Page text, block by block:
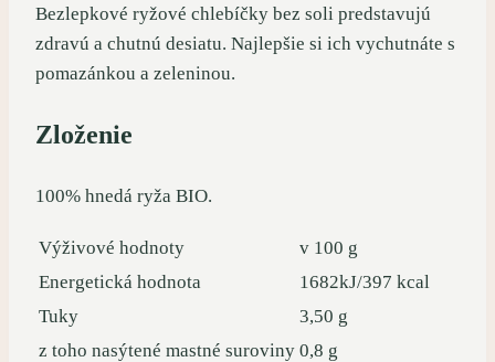
Bezlepkové ryžové chlebíčky bez soli predstavujú
zdravú a chutnú desiatu. Najlepšie si ich vychutnáte s
pomazánkou a zeleninou.
Zloženie
100% hnedá ryža BIO.
Výživové hodnoty
v 100 g
Energetická hodnota
1682kJ/397 kcal
Tuky
3,50 g
z toho nasýtené mastné suroviny 0,8 g